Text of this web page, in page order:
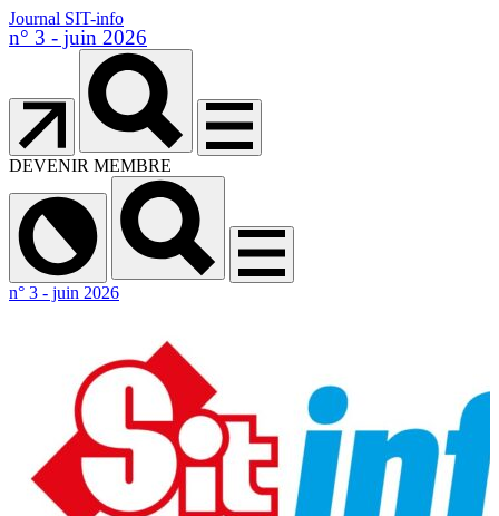
Journal SIT-info
n° 3 - juin 2026
DEVENIR MEMBRE
n° 3 - juin 2026